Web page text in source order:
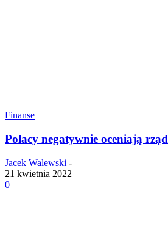
Finanse
Polacy negatywnie oceniają rząd
Jacek Walewski -
21 kwietnia 2022
0